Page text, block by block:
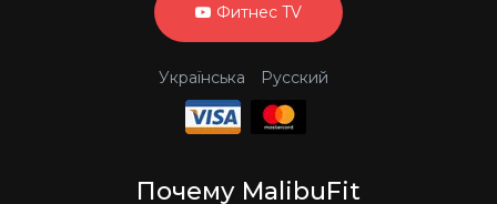
Фитнес TV
Українська Русский
Почему MalibuFit